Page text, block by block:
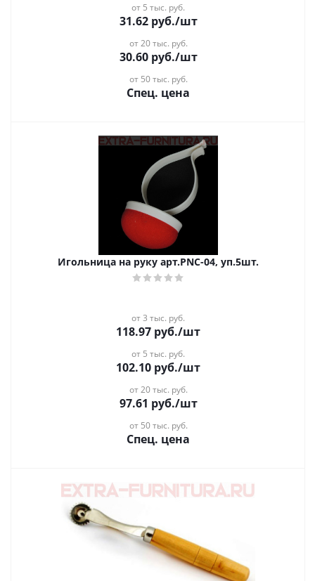
от 5 тыс. руб.
31.62руб./шт
от 20 тыс. руб.
30.60руб./шт
от 50 тыс. руб.
Спец. цена
Игольница на руку арт.РNC-04, уп.5шт.
от 3 тыс. руб.
118.97 руб./шт
от 5 тыс. руб.
102.10 руб./шт
от 20 тыс. руб.
97.61 руб./шт
от 50 тыс. руб.
Спец. цена